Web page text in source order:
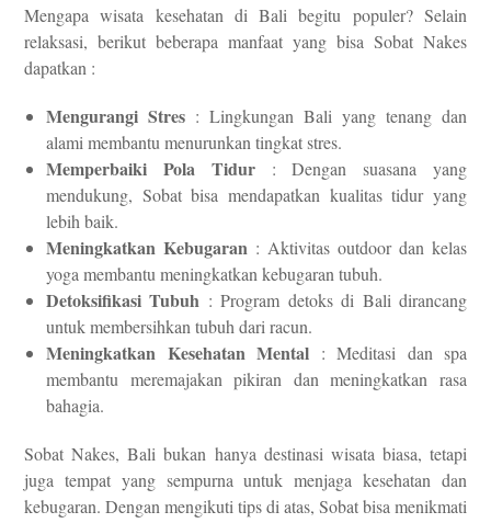
Mengapa wisata kesehatan di Bali begitu populer? Selain
relaksasi, berikut beberapa manfaat yang bisa Sobat Nakes
dapatkan :
Mengurangi Stres : Lingkungan Bali yang tenang dan
alami membantu menurunkan tingkat stres.
Memperbaiki Pola Tidur: Dengan suasana yang
mendukung, Sobat bisa mendapatkan kualitas tidur yang
lebih baik.
Meningkatkan Kebugaran : Aktivitas outdoor dan kelas
yoga membantu meningkatkan kebugaran tubuh.
Detoksifikasi Tubuh : Program detoks di Bali dirancang
untuk membersihkan tubuh dari racun.
Meningkatkan Kesehatan Mental : Meditasi dan spa
membantu meremajakan pikiran dan meningkatkan rasa
bahagia.
Sobat Nakes, Bali bukan hanya destinasi wisata biasa, tetapi
juga tempat yang sempurna untuk menjaga kesehatan dan
kebugaran. Dengan mengikuti tips di atas, Sobat bisa menikmati